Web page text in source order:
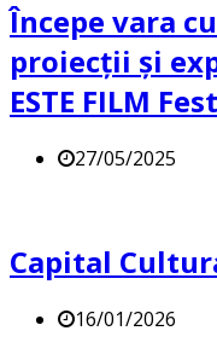
Începe vara
proiecții și
ESTE FILM
27/05/2025
Capital
16/01/2026